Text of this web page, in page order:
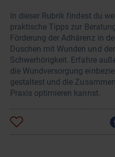
In dieser Rubrik findest du
praktische Tipps zur
Förderung der Adhärenz in
Duschen mit Wunden und
Schwerhörigkeit. Erfahre
die Wundversorgung
gestaltest und die
Praxis optimieren kannst.